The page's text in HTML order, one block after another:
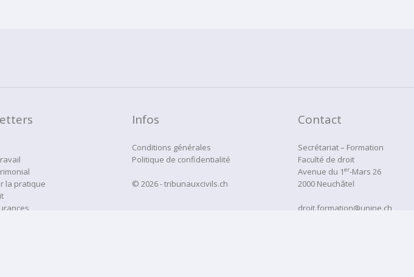
la pratique
Infos
Conditions générales
Politique de confidentialité
© 2026 - tribunauxcivils.ch
Contact
Secrétariat – Formation
Faculté de droit
Avenue du 1er-Mars 26
2000 Neuchâtel
droit.formation@unine.ch